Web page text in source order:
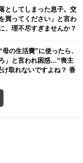
としてしまった息子。交
買ってください」と言わ
、理不尽すぎませんか？
の生活費”に使ったら、
」と言われ困惑…“喪主
取れないですよね？ 香